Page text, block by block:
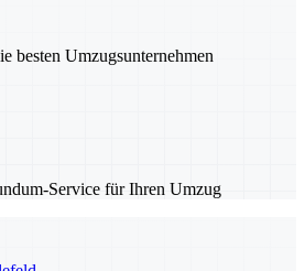
besten Umzugsunternehmen
Service für Ihren Umzug